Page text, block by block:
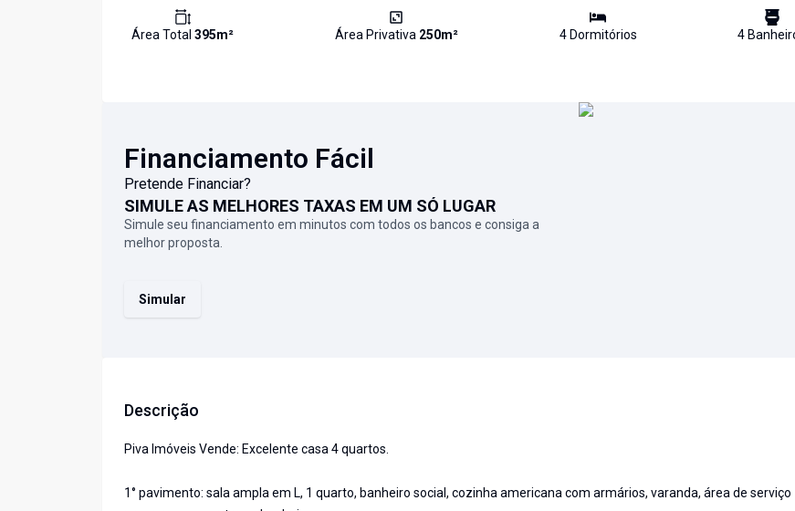
Área Total 395m² Área Privativa 250m² 4Dormitórios 4
Financiamento Fácil
Pretende Financiar?
SIMULE AS MELHORES TAXAS EM UM SÓ LUGAR
Simule seu financiamento em minutos com todos os bancos e consiga a
melhor proposta.
Simular
Descrição
Piva Imóveis Vende: Excelente casa 4 quartos.
1° pavimento: sala ampla em L, 1 quarto, banheiro social, cozinha americana com armários, varanda, área de serviço